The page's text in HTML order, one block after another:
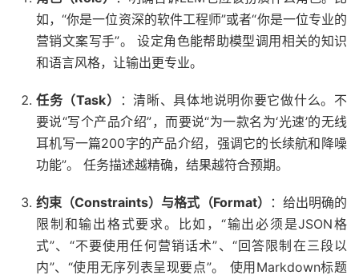
如，“你是一位资深的软件工程师”或者“你是一位专业的
营销文案写手”。 设定角色能帮助模型调用相关的知识
和语言风格，让输出更专业。
任务（Task）
：清晰、具体地说明你要它做什么。不
要说“写个产品介绍”，而要说“为一款名为‘光速’的无线
耳机写一篇200字的产品介绍，强调它的长续航和降噪
功能”。 任务描述越精确，结果越符合预期。
约束（Constraints）与格式（Format）
：给出明确的
限制和输出格式要求。比如，“输出必须是JSON格
式”、“不要使用任何营销话术”、“回答限制在三段以
内”、“使用无序列表呈现要点”。 使用Markdown标题